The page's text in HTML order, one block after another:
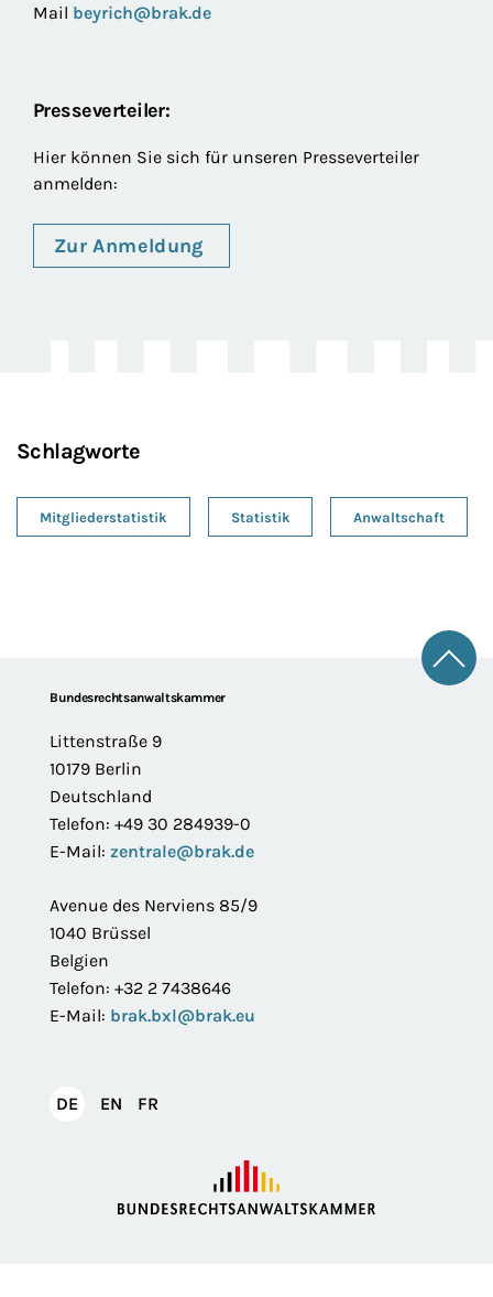
Mail beyrich@brak.de
Presseverteiler:
Hier können Sie sich für unseren Presseverteiler
anmelden:
Zur Anmeldung
Schlagworte
Mitgliederstatistik Statistik Anwaltschaft
FooterBundesrechtsanwaltskammer
Littenstraße 9
10179 Berlin
Deutschland
Telefon: +49 30 284939-0
E-Mail: zentrale@brak.de
Avenue des Nerviens 85/9
1040 Brüssel
Belgien
Telefon: +32 2 7438646
E-Mail: brak.bxl@brak.eu
DEDeutsch
EN English
FR